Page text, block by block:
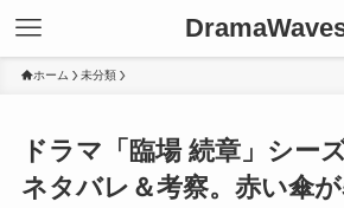
ホーム 未分類
ドラマ「臨場 続章」シー
ネタバレ＆考察。赤い傘